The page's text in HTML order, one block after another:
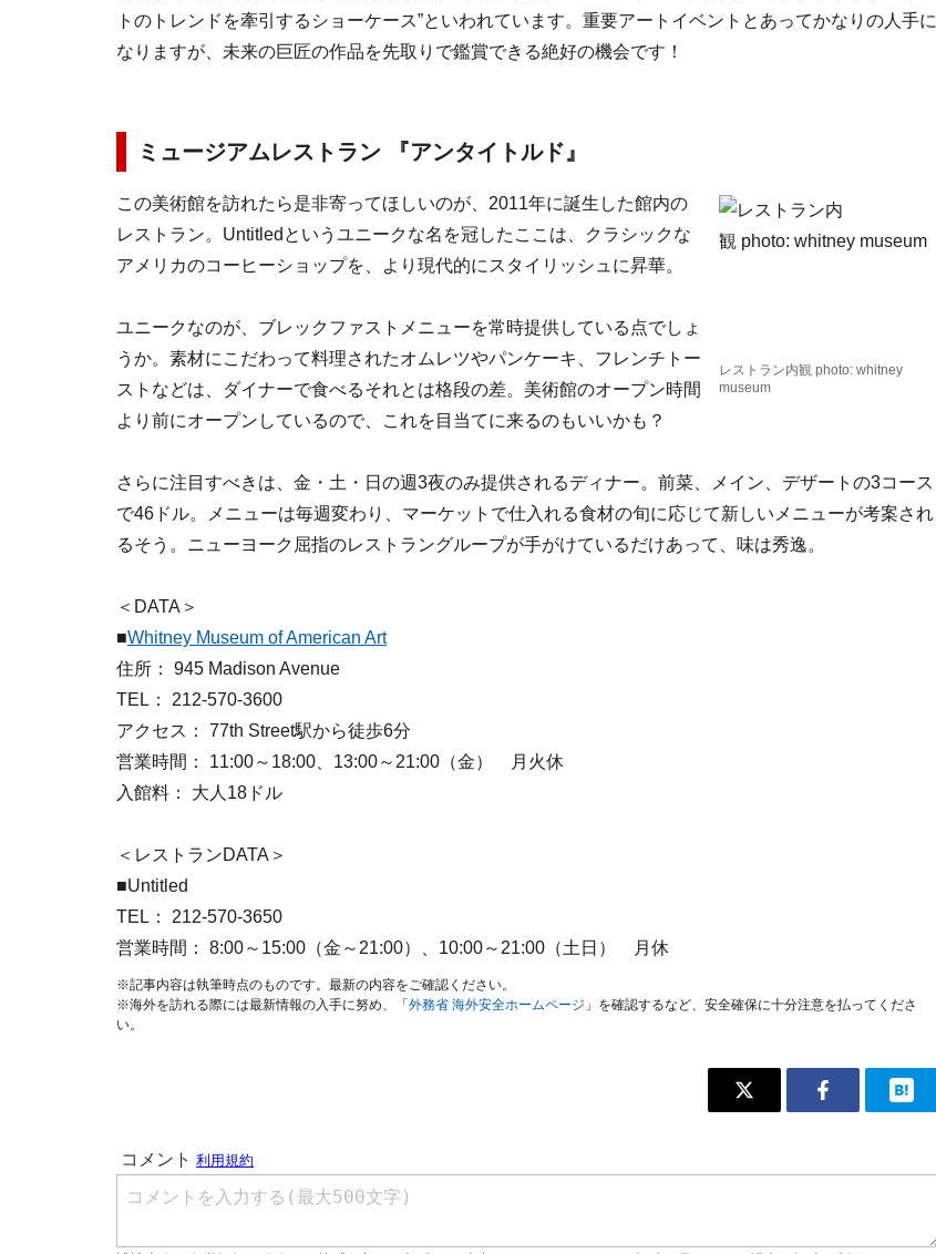
トのトレンドを牽引するショーケース”といわれています。重要アートイベントとあってかなりの人手に
なりますが、未来の巨匠の作品を先取りで鑑賞できる絶好の機会です！
ミュージアムレストラン 『アンタイトルド』
レストラン内観 photo: whitney
museum
この美術館を訪れたら是非寄ってほしいのが、2011年に誕生した館内の
レストラン。Untitledというユニークな名を冠したここは、クラシックな
アメリカのコーヒーショップを、より現代的にスタイリッシュに昇華。
ユニークなのが、ブレックファストメニューを常時提供している点でしょ
うか。素材にこだわって料理されたオムレツやパンケーキ、フレンチトー
ストなどは、ダイナーで食べるそれとは格段の差。美術館のオープン時間
より前にオープンしているので、これを目当てに来るのもいいかも？
さらに注目すべきは、金・土・日の週3夜のみ提供されるディナー。前菜、メイン、デザートの3コース
で46ドル。メニューは毎週変わり、マーケットで仕入れる食材の旬に応じて新しいメニューが考案され
るそう。ニューヨーク屈指のレストラングループが手がけているだけあって、味は秀逸。
＜DATA＞
■Whitney Museum of American Art
住所： 945 Madison Avenue
TEL： 212-570-3600
アクセス： 77th Street駅から徒歩6分
営業時間： 11:00～18:00、13:00～21:00（金） 月火休
入館料： 大人18ドル
＜レストランDATA＞
■Untitled
TEL： 212-570-3650
営業時間： 8:00～15:00（金～21:00）、10:00～21:00（土日） 月休
※記事内容は執筆時点のものです。最新の内容をご確認ください。
※海外を訪れる際には最新情報の入手に努め、「 外務省 海外安全ホームページ 」を確認するなど、安全確保に十分注意を払ってくださ
い。